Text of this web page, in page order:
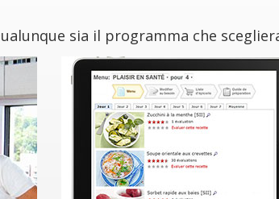
sia il programma che